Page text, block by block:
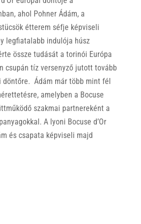
ahol Pohner Ádám, a
étterem séfje képviseli
legfiatalabb indulója húsz
össze tudását a torinói Európa
csupán tíz versenyző jutott tovább
döntőre. Ádám már több mint fél
amelyben a Bocuse
szakmai partnereként a
A lyoni Bocuse d’Or
és csapata képviseli majd